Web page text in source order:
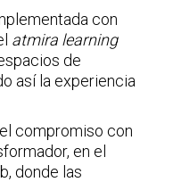
con
atmira learning
de
así la experiencia
compromiso con
en el
donde las